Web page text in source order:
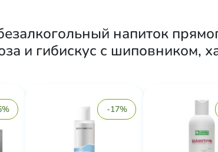
напиток
и гибискус с шиповником,
-17%